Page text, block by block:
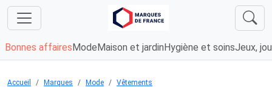
Bonnes affaires Mode Maison et jardin Hygiène et soinsJeux,
Accueil Marques Mode Vêtements